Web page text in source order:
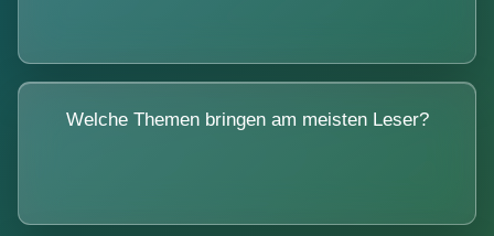
Welche Themen bringen am meisten Leser?